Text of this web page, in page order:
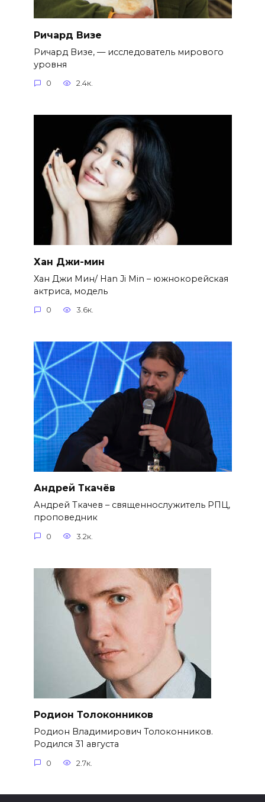
Ричард Визе
Ричард Визе, — исследователь мирового
уровня
0 2.4к.
Хан Джи-мин
Хан Джи Мин/ Han Ji Min – южнокорейская
актриса, модель
0 3.6к.
Андрей Ткачёв
Андрей Ткачев – священнослужитель РПЦ,
проповедник
0 3.2к.
Родион Толоконников
Родион Владимирович Толоконников.
Родился 31 августа
0 2.7к.